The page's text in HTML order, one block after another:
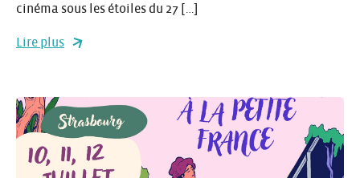
cinéma sous les étoiles du 27 […]
Lire plus